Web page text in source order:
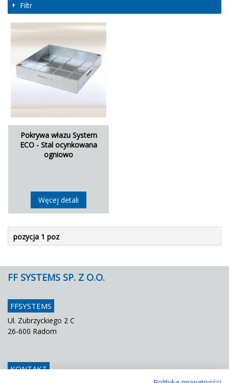
Filtr
Pokrywa włazu System
ECO - Stal ocynkowana
ogniowo
Węcej detali
pozycja 1 poz
FF SYSTEMS SP. Z O.O.
FFSYSTEMS
Ul. Zubrzyckiego 2 C
26-600 Radom
KONTAKT